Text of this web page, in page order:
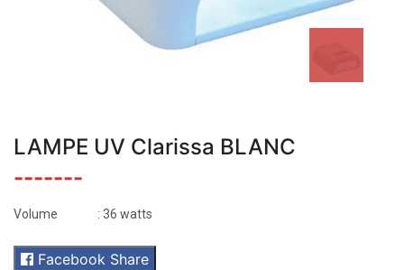
LAMPE UV Clarissa BLANC
-------
Volume : 36 watts
Facebook Share